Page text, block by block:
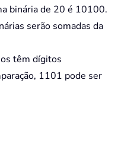
binária de 20 é 10100.
serão somadas da
têm dígitos
1101 pode ser